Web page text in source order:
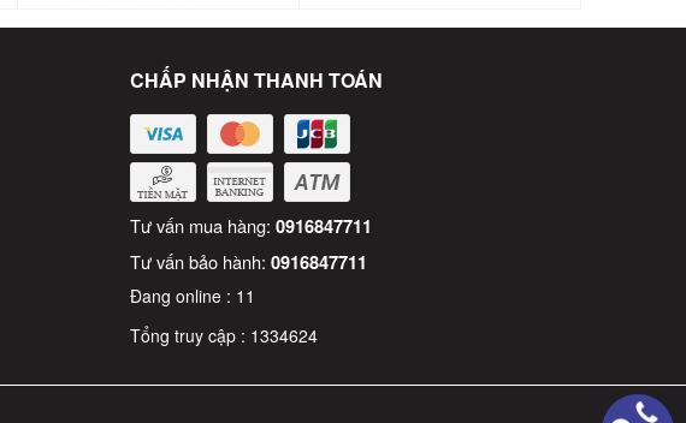
CHẤP NHẬN THANH TOÁN
Tư vấn mua hàng: 0916847711
Tư vấn bảo hành: 0916847711
Đang online : 11
Tổng truy cập : 1334624